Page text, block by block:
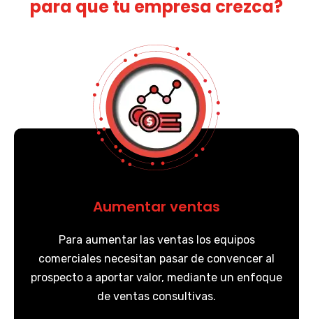
para que tu empresa crezca?
Aumentar ventas
Para aumentar las ventas los equipos
comerciales necesitan pasar de convencer al
prospecto a aportar valor, mediante un enfoque
de ventas consultivas.